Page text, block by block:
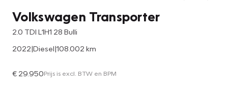
Volkswagen Transporter
2.0 TDI L1H1 28 Bulli
2022|Diesel|108.002 km
€ 29.950Prijs is excl. BTW en BPM